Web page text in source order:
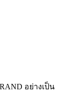
อย่างเป็น